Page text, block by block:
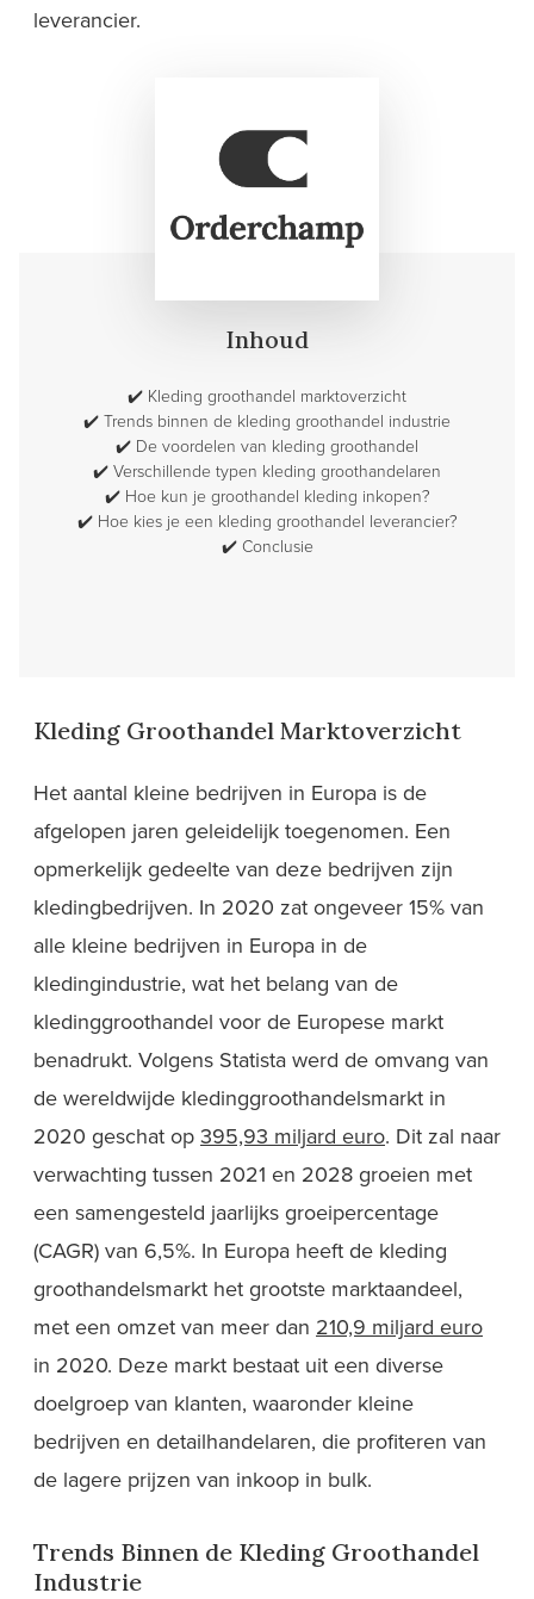
leverancier.
Inhoud
✔️ Kleding groothandel marktoverzicht
✔️ Trends binnen de kleding groothandel industrie
✔️ De voordelen van kleding groothandel
✔️ Verschillende typen kleding groothandelaren
✔️ Hoe kun je groothandel kleding inkopen?
✔️ Hoe kies je een kleding groothandel leverancier?
✔️ Conclusie
Kleding Groothandel Marktoverzicht
Het aantal kleine bedrijven in Europa is de
afgelopen jaren geleidelijk toegenomen. Een
opmerkelijk gedeelte van deze bedrijven zijn
kledingbedrijven. In 2020 zat ongeveer 15% van
alle kleine bedrijven in Europa in de
kledingindustrie, wat het belang van de
kledinggroothandel voor de Europese markt
benadrukt. Volgens Statista werd de omvang van
de wereldwijde kledinggroothandelsmarkt in
2020 geschat op 395,93 miljard euro. Dit zal naar
verwachting tussen 2021 en 2028 groeien met
een samengesteld jaarlijks groeipercentage
(CAGR) van 6,5%. In Europa heeft de kleding
groothandelsmarkt het grootste marktaandeel,
met een omzet van meer dan 210,9 miljard euro
in 2020. Deze markt bestaat uit een diverse
doelgroep van klanten, waaronder kleine
bedrijven en detailhandelaren, die profiteren van
de lagere prijzen van inkoop in bulk.
Trends Binnen de Kleding Groothandel
Industrie